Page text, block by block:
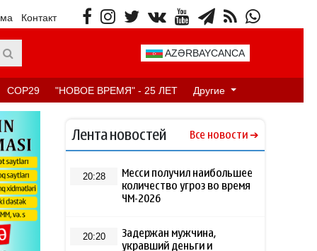
Контакт
AZƏRBAYCANCA
COP29 "НОВОЕ ВРЕМЯ" - 25 ЛЕТ Другие
Лента новостей Все новости
20:28
Месси получил наибольшее
количество угроз во время
ЧМ-2026
20:20
Задержан мужчина,
укравший деньги и